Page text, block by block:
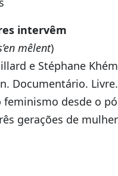
intervêm
mêlent)
e Stéphane
Documentário. Livre.
feminismo desde o
gerações de